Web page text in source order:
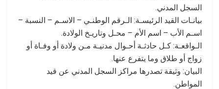
السجل المدني.
بيانـات القيد الرئيسـة: الـرقم الوطنـي – الاسـم – النسبة –
اسـم الأب – اسم الأم – محـل وتاريـخ الولادة.
الـواقعـة: كـل حادثـة أحـوال مدنيـة مـن ولادة أو وفـاة أو
زواج أو طلاق وما يتفرع عنها.
البيان: وثيقة تصدرها مراكز السجل المدني عن قيد
المواطن.